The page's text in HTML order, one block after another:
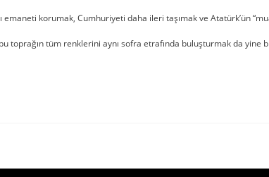
emaneti korumak, Cumhuriyeti daha ileri taşımak ve Atatürk’ün
toprağın tüm renklerini aynı sofra etrafında buluşturmak da yine